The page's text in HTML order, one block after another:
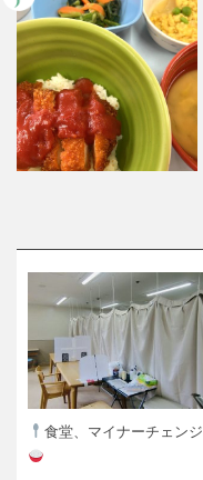
食堂、マイナーチェンジ